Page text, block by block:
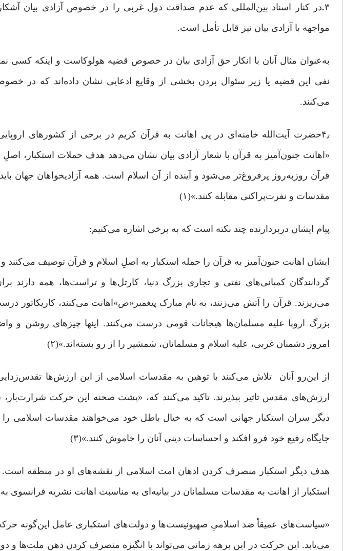
۳.در کنار اسناد بین‌المللی که عدم صداقت دول غربی را در خصوص آزادی بیان
مواجهه با آزادی بیان نیز قابل تأمل است.
به‌عنوان مثال آنان با انکار حق آزادی بیان در خصوص قضیه هولوکاست و اینکه کسی
نفی این قضیه یا زیر سئوال بردن بخشی از وقایع ادعایی نشان داده‌اند که در
می‌کنند.
۴٫حضرت آیت‌الله خامنه‌ای در پی اهانت به قرآن کریم در برخی از کشورهای اروپایی
«اهانت جنون‌آمیز به قرآن با شعار آزادی بیان نشان می‌دهد هدف حملات استکبار،
قرآن روز‌به‌‌روز پرفروغ‌تر می‌شود و آینده از آن اسلام است. همه‌ آزادیخواهان جهان
مقدسات و نفرت‌پراکنی مقابله کنند.»(۱)
پیام ایشان دربردارنده چند نکته است که به برخی اشاره می‌کنیم:
ایشان اهانت جنون‌آمیز به قرآن را حمله استکبار به اصلِ اسلام و قرآن توصیف می‌کنند
گردانندگان کمپانی‌های نفتی و تجاری بزرگ دنیا، کارتل‌ها و تراست‌ها، همه
می‌ریزند. قرآن را آتش می‌زنند، به نام مبارک پیغمبر«ص»اهانت می‌کنند، کاریکاتور
بزرگ اروپا علیه مسلمان‌ها هیجانات قومی درست می‌کنند. اینها چیزهای روشن و
امروز دشمنان غربی، علیه اسلام و مسلمانان، شمشیر را از رو بسته‌اند.»(۲)
از این‌رو آنان تلاش می‌کنند با توهین به مقدسات اسلامی از این ارزش‌ها تقدس‌زدایی
ارزش‌های مقدس تاثیر بپذیرند. تاکید می‌کنند که، «پشت صحنه‌ این حرکت
دیگر سران استکبار جهانی است که به خیال باطل خود می‌خواهند مقدسات اسلامی
جایگاه رفیع خود فرو افکند و احساسات دینی آنان را خاموش کنند.»(۳)
هدف دیگر استکبار منصرف کردن اذهان امت اسلامی از نقشه‌های او در منطقه
استکبار از اهانت به مقدسات مسلمانان در بیانیه‌ای به مناسبت اهانت نشریه
«سیاست‌های عمیقاً ضد اسلامیِ صهیونیست‌ها و دولت‌های استکباری عامل این‌‌گونه
می‌یابد. این حرکت در این برهه‌ زمانی می‌تواند با انگیزه‌ منصرف کردن ذهن ملت‌ها